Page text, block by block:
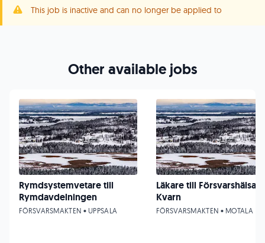
This job is inactive and can no longer be applied to
Other available jobs
Rymdsystemvetare till
Rymdavdelningen
FÖRSVARSMAKTEN • UPPSALA
Läkare till Försvarshälsan
Kvarn
FÖRSVARSMAKTEN • MOTALA